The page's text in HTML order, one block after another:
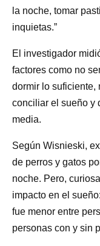
la noche, tomar
inquietas.”
El investigador
factores como no
dormir lo suficiente,
conciliar el sueño y
media.
Según Wisnieski,
de perros y gatos
noche. Pero,
impacto en el
fue menor entre
personas con y sin